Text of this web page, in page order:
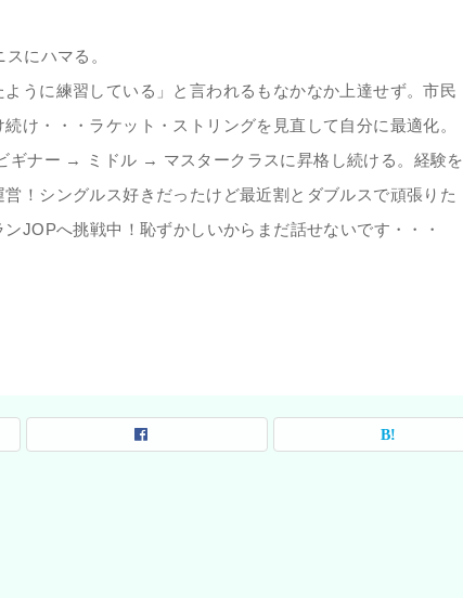
にハマる。
うに練習している」と言われるもなかなか上達せず。市民
け・・・ラケット・ストリングを見直して自分に最適化。
ギナー → ミドル → マスタークラスに昇格し続ける。経験を
！シングルス好きだったけど最近割とダブルスで頑張りた
JOPへ挑戦中！恥ずかしいからまだ話せないです・・・